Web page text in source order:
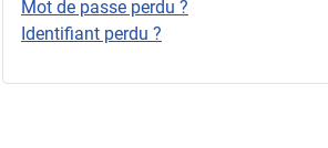
Mot de passe perdu ?
Identifiant perdu ?